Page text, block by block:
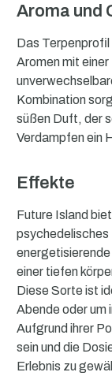
Aroma und
Das
Aromen mit
Kombination
süßen Duft, der
Verdampfen ein
Effekte
Future Island
psychedelisches
einer tiefen
Diese Sorte ist
Abende oder um
Aufgrund ihrer
sein und die
Erlebnis zu